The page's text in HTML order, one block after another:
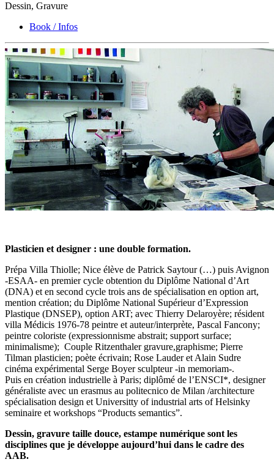
Dessin, Gravure
Book / Infos
Plasticien et designer : une double formation.
Prépa Villa Thiolle; Nice élève de Patrick Saytour (…) puis Avignon
-ESAA- en premier cycle obtention du Diplôme National d’Art
(DNA) et en second cycle trois ans de spécialisation en option art,
mention création; du Diplôme National Supérieur d’Expression
Plastique (DNSEP), option ART; avec Thierry Delaroyère; résident
villa Médicis 1976-78 peintre et auteur/interprète, Pascal Fancony;
peintre coloriste (expressionnisme abstrait; support surface;
minimalisme); Couple Ritzenthaler gravure,graphisme; Pierre
Tilman plasticien; poète écrivain; Rose Lauder et Alain Sudre
cinéma expérimental Serge Boyer sculpteur -in memoriam-.
Puis en création industrielle à Paris; diplômé de l’ENSCI*, designer
généraliste avec un erasmus au politecnico de Milan /architecture
spécialisation design et Universitty of industrial arts of Helsinky
seminaire et workshops “Products semantics”.
Dessin, gravure taille douce, estampe numérique sont les
disciplines que je développe aujourd’hui dans le cadre des
AAB.